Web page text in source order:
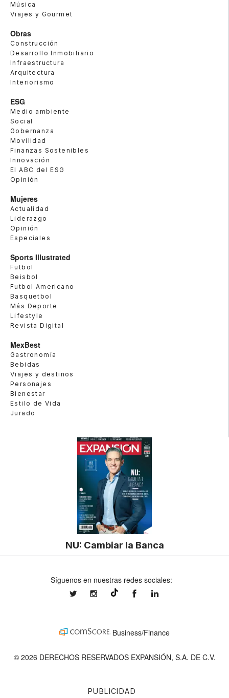
Música
Viajes y Gourmet
Obras
Construcción
Desarrollo Inmobiliario
Infraestructura
Arquitectura
Interiorismo
ESG
Medio ambiente
Social
Gobernanza
Movilidad
Finanzas Sostenibles
Innovación
El ABC del ESG
Opinión
Mujeres
Actualidad
Liderazgo
Opinión
Especiales
Sports Illustrated
Futbol
Beisbol
Futbol Americano
Basquetbol
Más Deporte
Lifestyle
Revista Digital
MexBest
Gastronomía
Bebidas
Viajes y destinos
Personajes
Bienestar
Estilo de Vida
Jurado
NU: Cambiar la Banca
PUBLICIDAD
Síguenos en nuestras redes sociales:
expansionmxexpansionmx ExpansionMex
Business/Finance
© 2026 DERECHOS RESERVADOS EXPANSIÓN, S.A. DE C.V.